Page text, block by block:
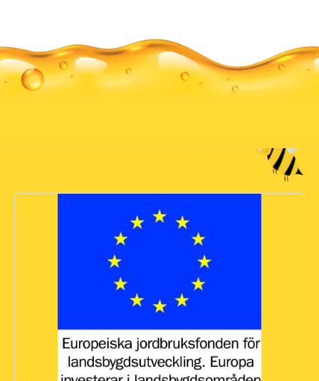
I arbetet med att utveckla biodling och slunglokaler har
vi fått ekonomiskt stöd genom Jordbruksverket.